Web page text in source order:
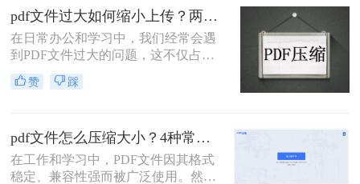
何压缩pdf大小呢？本文将介绍两种常
用的PDF压缩方法，以帮助您更好地
压缩PDF文件。
pdf文件过大如何缩小上传？两种缩小并上传的有效方法!
在日常办公和学习中，我们经常会遇
到PDF文件过大的问题，这不仅占用
了大量的存储空间，还影响了文件的
上传速度和分享效率。那么pdf文件过
松解决PDF文件过大的问题。
赞 踩
pdf文件怎么压缩大小？4种常用压缩方法详解！
在工作和学习中，PDF文件因其格式
稳定、兼容性强而被广泛使用。然